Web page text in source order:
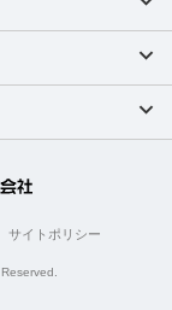
サイトポリシー